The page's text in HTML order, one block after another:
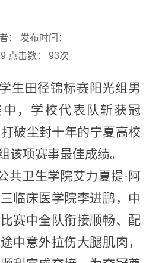
： 发布时间：
点击数： 93次
生田径锦标赛阳光组男
，学校代表队斩获冠
破尘封十年的宁夏高校
该项赛事最佳成绩。
共卫生学院艾力夏提·阿
临床医学院李进鹏，中
赛中全队衔接顺畅、配
中意外拉伤大腿肌肉，